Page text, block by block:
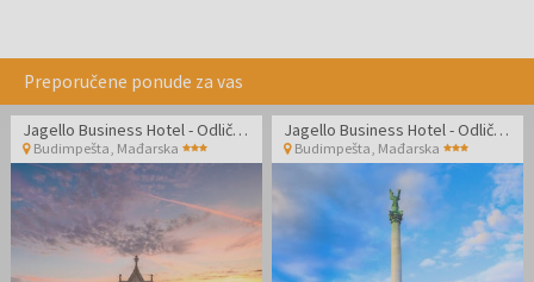
Preporučene ponude za vas
Jagello Business Hotel - Odlična lokacija u blizini World Trade Centra
Budimpešta Mađarska
Jagello Business Hotel - Odlična lokacija u blizini World Trade Centra
Budimpešta Mađarska